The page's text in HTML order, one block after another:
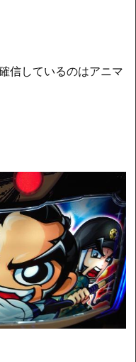
信しているのはアニマ